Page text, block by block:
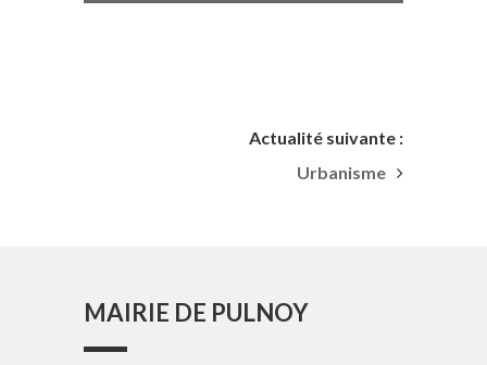
Actualité suivante :
Urbanisme
MAIRIE DE PULNOY